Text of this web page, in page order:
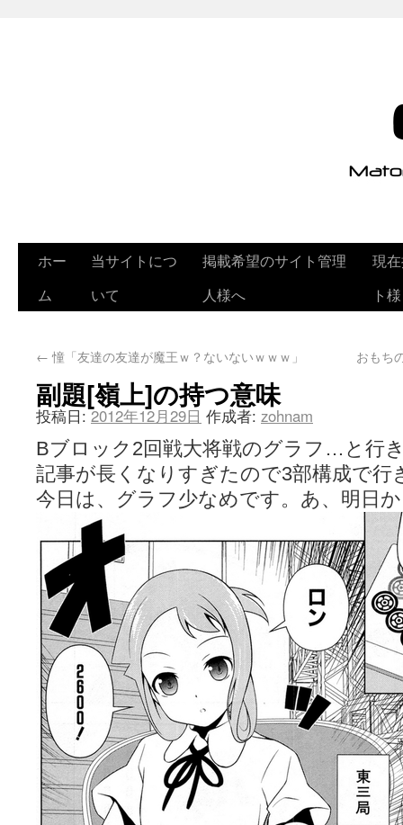
ホー
ム
当サイトにつ
いて
掲載希望のサイト管理
人様へ
現
ト様
←憧「友達の友達が魔王ｗ？ないないｗｗｗ」 おもち
副題[嶺上]の持つ意味
投稿日: 2012年12月29日 作成者: zohnam
Bブロック2回戦大将戦のグラフ…と行
記事が長くなりすぎたので3部構成で行
今日は、グラフ少なめです。あ、明日